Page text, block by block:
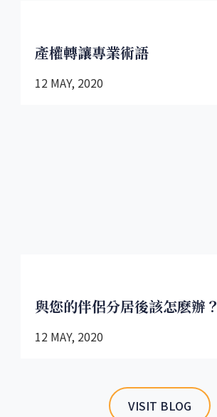
產權轉讓專業術語
12 MAY, 2020
與您的伴侶分居後該怎麽辦？
12 MAY, 2020
VISIT BLOG